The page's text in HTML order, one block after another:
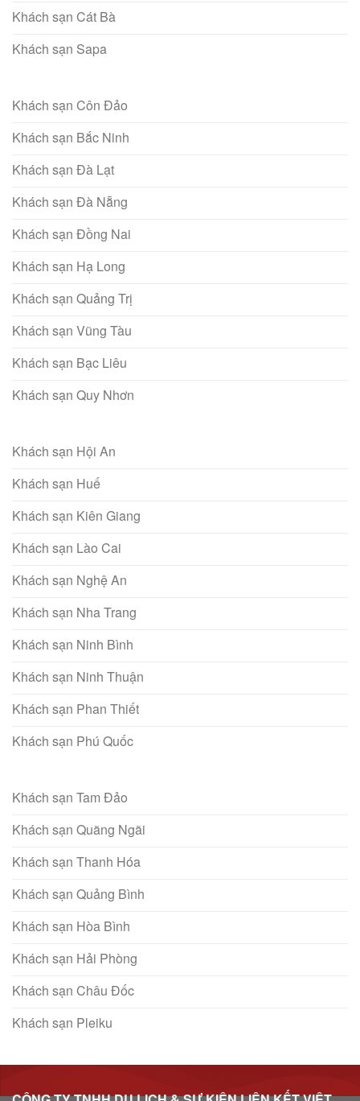
Khách sạn Cát Bà
Khách sạn Sapa
Khách sạn Côn Đảo
Khách sạn Bắc Ninh
Khách sạn Đà Lạt
Khách sạn Đà Nẵng
Khách sạn Đồng Nai
Khách sạn Hạ Long
Khách sạn Quảng Trị
Khách sạn Vũng Tàu
Khách sạn Bạc Liêu
Khách sạn Quy Nhơn
Khách sạn Hội An
Khách sạn Huế
Khách sạn Kiên Giang
Khách sạn Lào Cai
Khách sạn Nghệ An
Khách sạn Nha Trang
Khách sạn Ninh Bình
Khách sạn Ninh Thuận
Khách sạn Phan Thiết
Khách sạn Phú Quốc
Khách sạn Tam Đảo
Khách sạn Quãng Ngãi
Khách sạn Thanh Hóa
Khách sạn Quảng Bình
Khách sạn Hòa Bình
Khách sạn Hải Phòng
Khách sạn Châu Đốc
Khách sạn Pleiku